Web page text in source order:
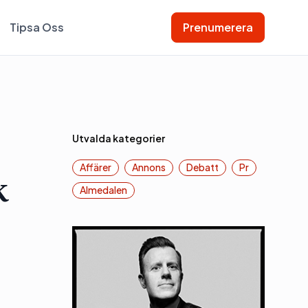
Tipsa Oss Prenumerera
Utvalda kategorier
Affärer Annons Debatt
Pr
Almedalen